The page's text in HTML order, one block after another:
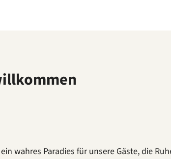
wahres Paradies für unsere Gäste, die